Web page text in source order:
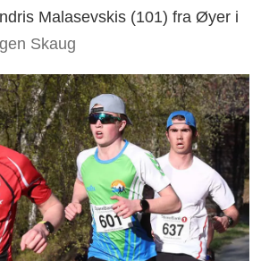
Malasevskis (101) fra Øyer i
Skaug